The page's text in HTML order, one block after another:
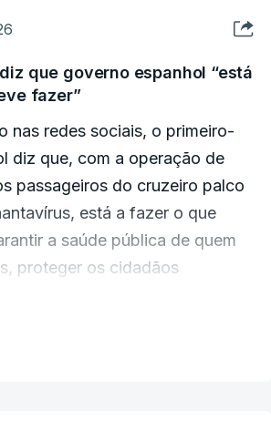
em Tenerife a acompanhar o
passageiros do cruzeiro.
ter medo.
MEDIA ELEMENT
que governo espanhol “está
fazer”
nas redes sociais, o primeiro-
diz que, com a operação de
passageiros do cruzeiro palco
está a fazer o que
a saúde pública de quem
proteger os cidadãos